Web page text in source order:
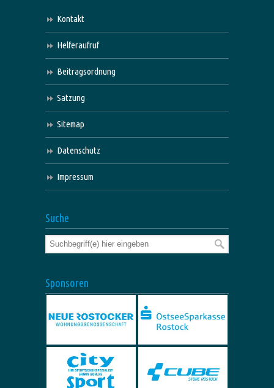
Kontakt
Helferaufruf
Beitragsordnung
Satzung
Sitemap
Datenschutz
Impressum
Suche
Sponsoren